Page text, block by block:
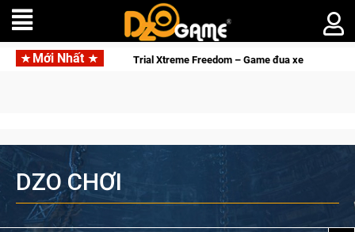
Mới Nhất Trial Xtreme Freedom – Game đua xe mô tô PvP sở hữu
DZO CHƠI